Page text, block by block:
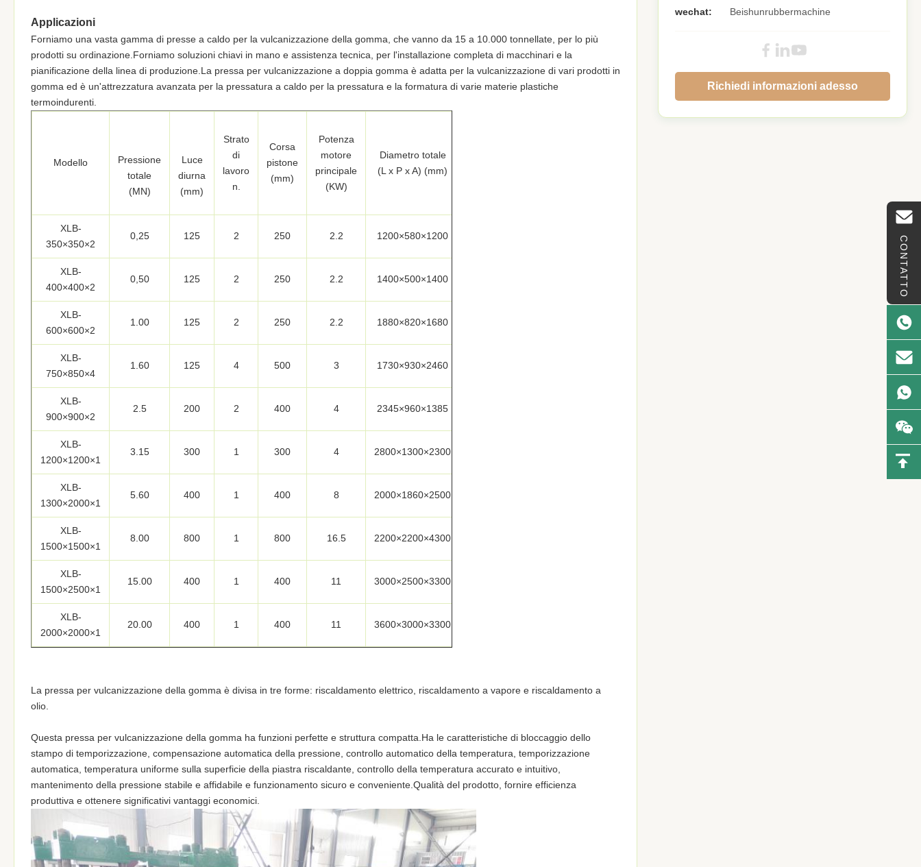
CONTATTO
Applicazioni
Forniamo una vasta gamma di presse a caldo per la vulcanizzazione della gomma, che vanno da 15 a 10.000 tonnellate, per lo più
prodotti su ordinazione.Forniamo soluzioni chiavi in ​​mano e assistenza tecnica, per l'installazione completa di macchinari e la
pianificazione della linea di produzione.La pressa per vulcanizzazione a doppia gomma è adatta per la vulcanizzazione di vari prodotti in
gomma ed è un'attrezzatura avanzata per la pressatura a caldo per la pressatura e la formatura di varie materie plastiche
termoindurenti.
Modello
Pressione
totale
(MN)
Luce
diurna
(mm)
Strato
di
lavoro
n.
Corsa
pistone
(mm)
Potenza
motore
principale
(KW)
Diametro totale
(L x P x A) (mm)
XLB-
350×350×2
0,25 125 2 250 2.2 1200×580×1200
XLB-
400×400×2
0,50 125 2 250 2.2 1400×500×1400
XLB-
600×600×2
1.00 125 2 250 2.2 1880×820×1680
XLB-
750×850×4
1.60 125 4 500 3 1730×930×2460
XLB-
900×900×2
2.5 200 2 400 4 2345×960×1385
XLB-
1200×1200×1
3.15 300 1 300 4 2800×1300×2300
XLB-
1300×2000×1
5.60 400 1 400 8 2000×1860×2500
XLB-
1500×1500×1
8.00 800 1 800 16.5 2200×2200×4300
XLB-
1500×2500×1
15.00 400 1 400 11 3000×2500×3300
XLB-
2000×2000×1
20.00 400 1 400 11 3600×3000×3300
La pressa per vulcanizzazione della gomma è divisa in tre forme: riscaldamento elettrico, riscaldamento a vapore e riscaldamento a
olio.
Questa pressa per vulcanizzazione della gomma ha funzioni perfette e struttura compatta.Ha le caratteristiche di bloccaggio dello
stampo di temporizzazione, compensazione automatica della pressione, controllo automatico della temperatura, temporizzazione
automatica, temperatura uniforme sulla superficie della piastra riscaldante, controllo della temperatura accurato e intuitivo,
mantenimento della pressione stabile e affidabile e funzionamento sicuro e conveniente.Qualità del prodotto, fornire efficienza
produttiva e ottenere significativi vantaggi economici.
wechat:
Beishunrubbermachine
Richiedi informazioni adesso